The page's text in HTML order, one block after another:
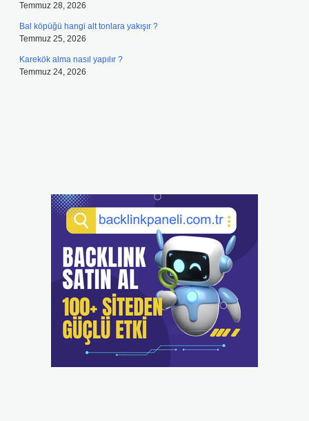
Temmuz 28, 2026
Bal köpüğü hangi alt tonlara yakışır ?
Temmuz 25, 2026
Karekök alma nasıl yapılır ?
Temmuz 24, 2026